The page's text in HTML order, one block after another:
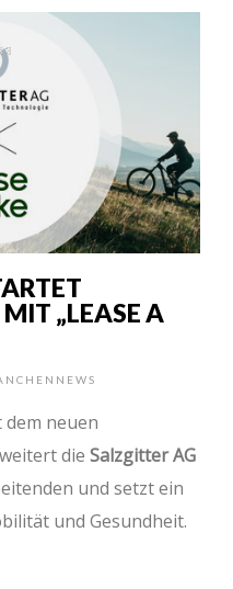
„LEASE A
dem neuen
die Salzgitter AG
und setzt ein
und Gesundheit.